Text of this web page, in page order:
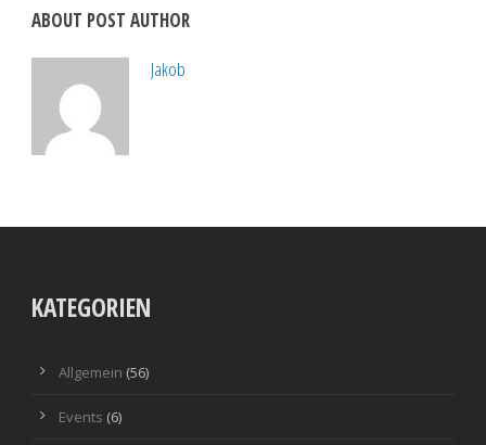
ABOUT POST AUTHOR
Jakob
KATEGORIEN
Allgemein (56)
Events (6)